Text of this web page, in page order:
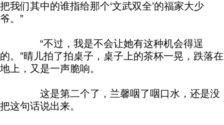
把我们其中的谁指给那个‘文武双全’的福家大少
爷。”
“不过，我是不会让她有这种机会得逞
的。”晴儿拍了拍桌子，桌子上的茶杯一晃，跌落在
地上，又是一声脆响。
这是第二个了，兰馨咽了咽口水，还是没
把这句话说出来。